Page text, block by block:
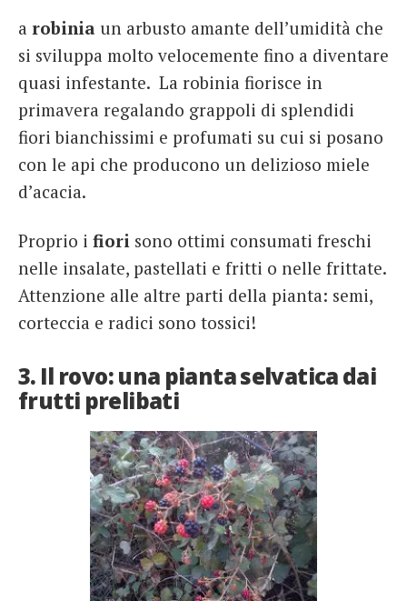
a robinia un arbusto amante dell’umidità che
si sviluppa molto velocemente fino a diventare
quasi infestante. La robinia fiorisce in
primavera regalando grappoli di splendidi
fiori bianchissimi e profumati su cui si posano
con le api che producono un delizioso miele
d’acacia.
Proprio i fiori sono ottimi consumati freschi
nelle insalate, pastellati e fritti o nelle frittate.
Attenzione alle altre parti della pianta: semi,
corteccia e radici sono tossici!
3. Il rovo: una pianta selvatica dai
frutti prelibati